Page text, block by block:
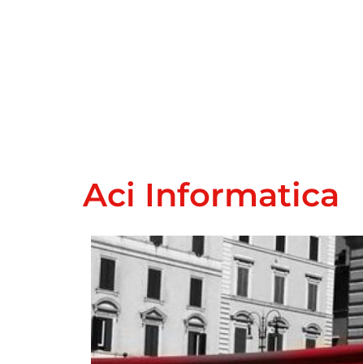
Aci Informatica